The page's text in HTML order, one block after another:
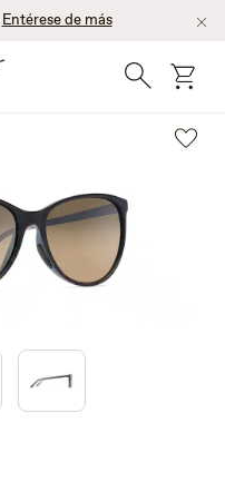
Entérese de más
BúsquedaCarro